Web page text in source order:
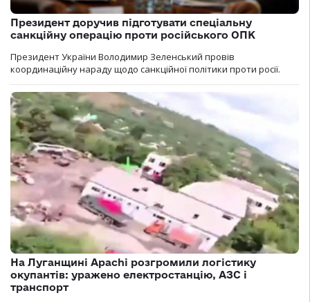
Президент доручив підготувати спеціальну
санкційну операцію проти російського ОПК
Президент України Володимир Зеленський провів
координаційну нараду щодо санкційної політики проти росії.
На Луганщині Apachi розгромили логістику
окупантів: уражено електростанцію, АЗС і
транспорт